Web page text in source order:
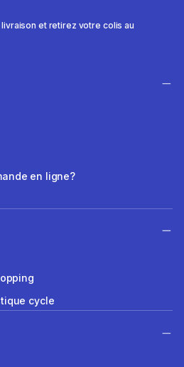
et retirez votre colis au
en ligne?
cycle